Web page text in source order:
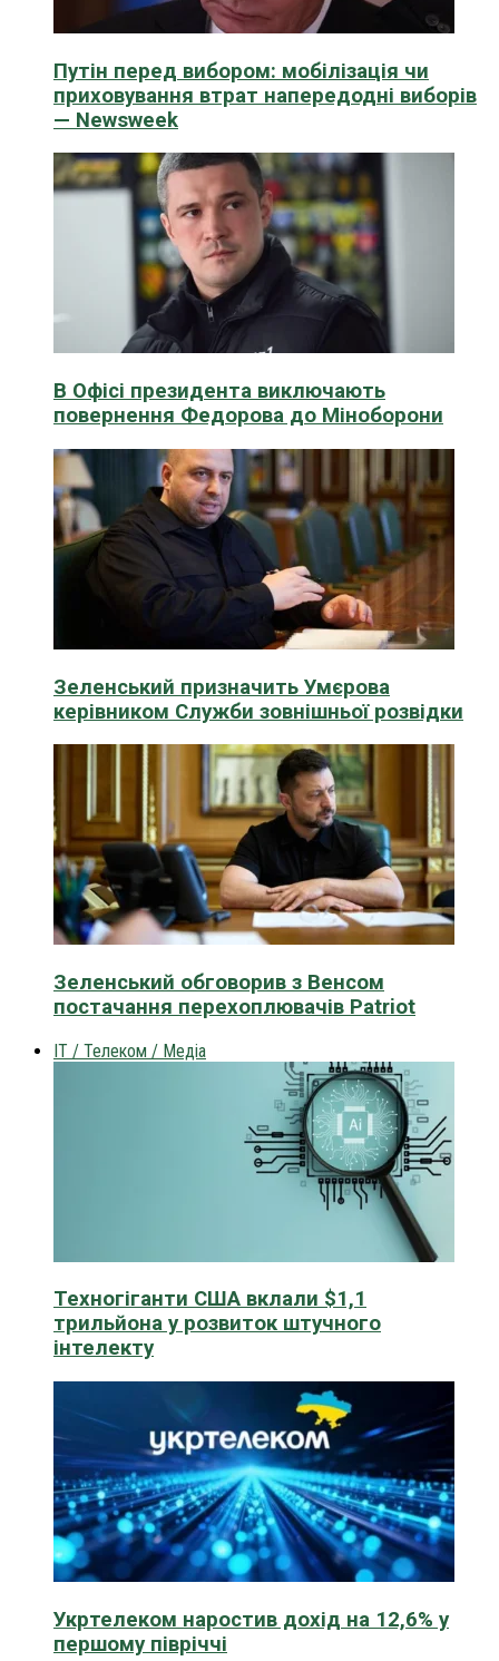
Путін перед вибором: мобілізація чи
приховування втрат напередодні виборів
— Newsweek
В Офісі президента виключають
повернення Федорова до Міноборони
Зеленський призначить Умєрова
керівником Служби зовнішньої розвідки
Зеленський обговорив з Венсом
постачання перехоплювачів Patriot
IT / Телеком / Медіа
Техногіганти США вклали $1,1
трильйона у розвиток штучного
інтелекту
Укртелеком наростив дохід на 12,6% у
першому півріччі